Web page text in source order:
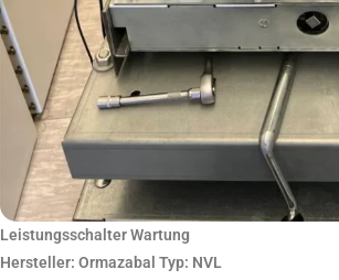
Leistungsschalter Wartung
Hersteller: Ormazabal Typ: NVL